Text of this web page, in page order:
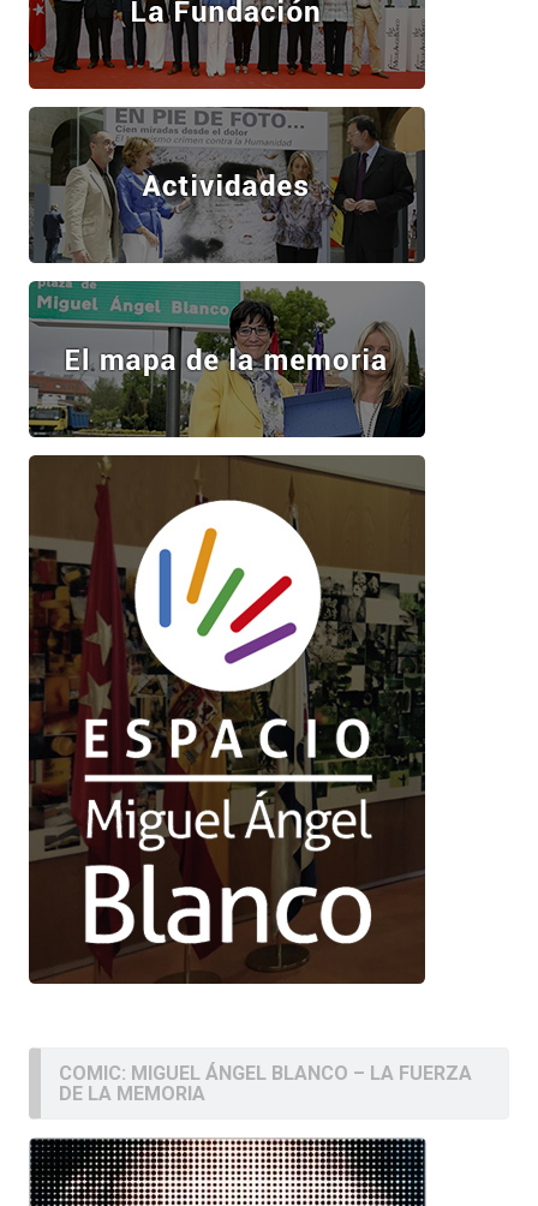
COMIC: MIGUEL ÁNGEL BLANCO – LA FUERZA
DE LA MEMORIA